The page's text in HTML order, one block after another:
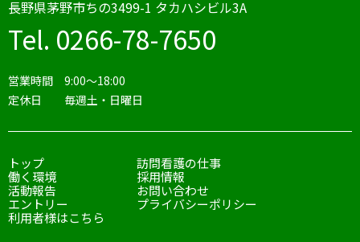
⻑野県茅野市ちの3499-1 タカハシビル3A
Tel. 0266-78-7650
営業時間 9:00〜18:00
定休日 毎週土・日曜日
トップ
訪問看護の仕事
働く環境
採用情報
活動報告
お問い合わせ
エントリー
プライバシーポリシー
利用者様はこちら